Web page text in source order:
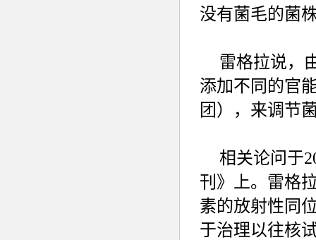
没有菌毛的菌
雷格拉说，
添加不同的官
团），来调节
相关论问于
刊》上。雷格
素的放射性同
于治理以往核